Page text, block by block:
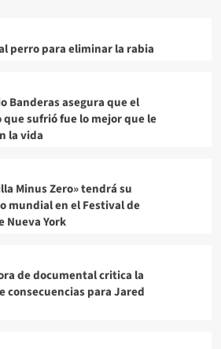
perro para eliminar la rabia
Banderas asegura que el
sufrió fue lo mejor que le
la vida
Minus Zero» tendrá su
mundial en el Festival de
Nueva York
de documental critica la
consecuencias para Jared